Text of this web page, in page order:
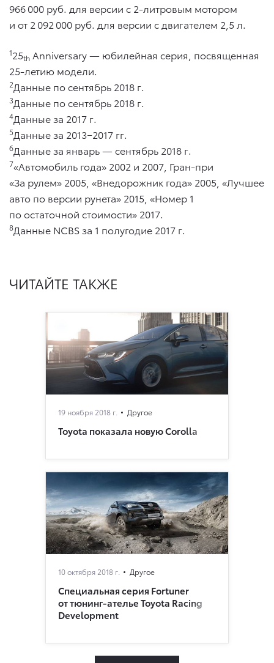
966 000 руб. для версии с 2-литровым мотором
и от 2 092 000 руб. для версии с двигателем 2,5 л.
125th Anniversary — юбилейная серия, посвященная
25-летию модели.
2Данные по сентябрь 2018 г.
3Данные по сентябрь 2018 г.
4Данные за 2017 г.
5Данные за 2013−2017 гг.
6Данные за январь — сентябрь 2018 г.
7«Автомобиль года» 2002 и 2007, Гран-при
«За рулем» 2005, «Внедорожник года» 2005, «Лучшее
авто по версии рунета» 2015, «Номер 1
по остаточной стоимости» 2017.
8Данные NCBS за 1 полугодие 2017 г.
ЧИТАЙТЕ ТАКЖЕ
19 ноября 2018 г. Другое
Toyota показала новую Corolla
10 октября 2018 г. Другое
Специальная серия Fortuner
от тюнинг-ателье Toyota Racing
Development